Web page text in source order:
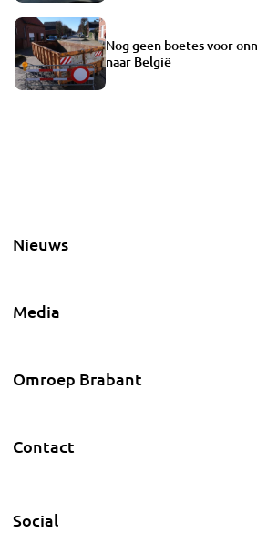
Nog geen boetes voor
naar België
Nieuws
Media
Omroep Brabant
Contact
Social